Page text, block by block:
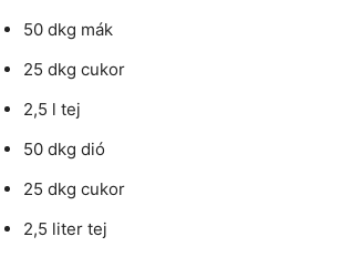
50 dkg mák
25 dkg cukor
2,5 l tej
50 dkg dió
25 dkg cukor
2,5 liter tej